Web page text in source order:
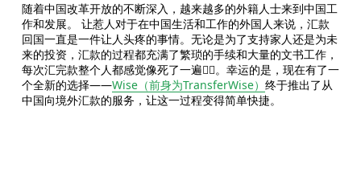
随着中国改革开放的不断深入，越来越多的外籍人士来到中国工
作和发展。 让惹人对于在中国生活和工作的外国人来说，汇款
回国一直是一件让人头疼的事情。无论是为了支持家人还是为未
来的投资，汇款的过程都充满了繁琐的手续和大量的文书工作，
每次汇完款整个人都感觉像死了一遍😮‍💨。幸运的是，现在有了一
个全新的选择——Wise（前身为TransferWise） 终于推出了从
中国向境外汇款的服务，让这一过程变得简单快捷。